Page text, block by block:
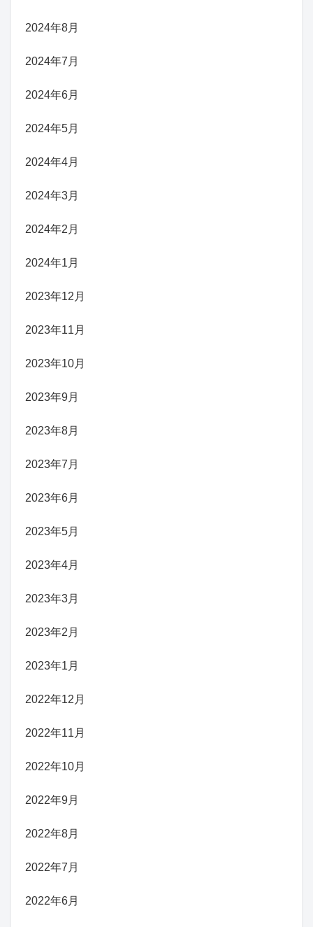
2024年8月
2024年7月
2024年6月
2024年5月
2024年4月
2024年3月
2024年2月
2024年1月
2023年12月
2023年11月
2023年10月
2023年9月
2023年8月
2023年7月
2023年6月
2023年5月
2023年4月
2023年3月
2023年2月
2023年1月
2022年12月
2022年11月
2022年10月
2022年9月
2022年8月
2022年7月
2022年6月